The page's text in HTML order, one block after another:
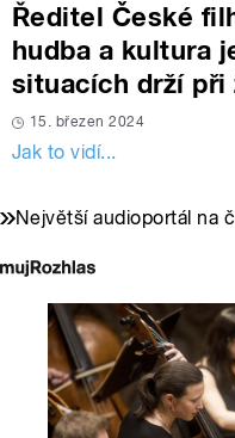
Ředitel České
hudba a kultura
situacích drží při
15. březen 2024
Jak to vidí...
Největší audioportál na